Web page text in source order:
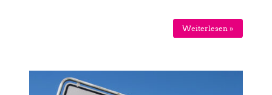
Weiterlesen »